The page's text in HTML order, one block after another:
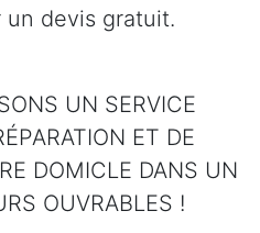
devis gratuit.
UN SERVICE
ET DE
DOMICLE DANS UN
OUVRABLES !